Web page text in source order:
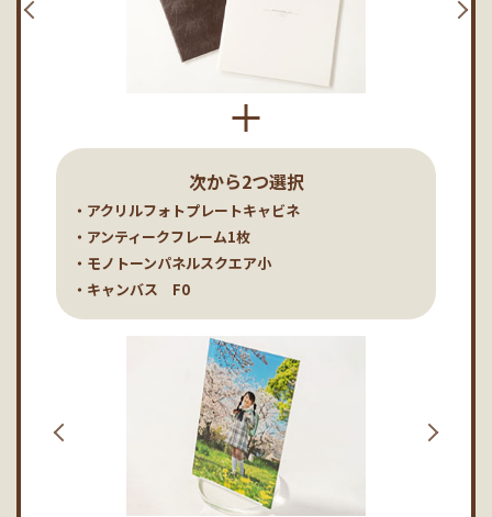
次から2つ選択
・アクリルフォトプレートキャビネ
・アンティークフレーム1枚
・モノトーンパネルスクエア小
・キャンバス F0